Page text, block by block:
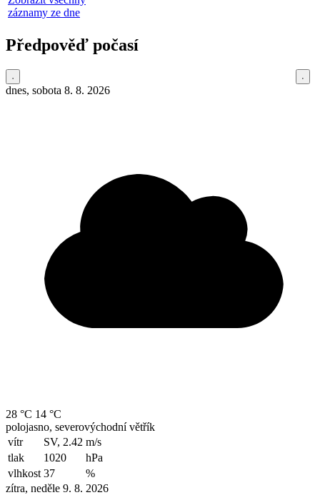
záznamy ze dne
Předpověď počasí
dnes, sobota 8. 8. 2026
28 °C 14 °C
polojasno, severovýchodní větřík
vítr
SV, 2.42 m/s
tlak
1020
hPa
vlhkost 37
%
zítra, neděle 9. 8. 2026